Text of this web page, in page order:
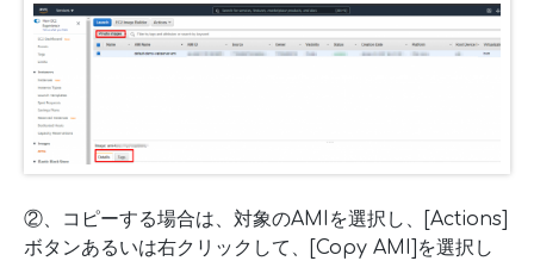
②、コピーする場合は、対象のAMIを選択し、[Actions]
ボタンあるいは右クリックして、[Copy AMI]を選択し